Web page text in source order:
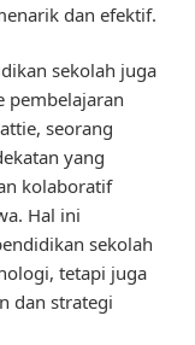
dan efektif.
sekolah juga
pembelajaran
seorang
yang
kolaboratif
Hal ini
sekolah
tetapi juga
dan strategi